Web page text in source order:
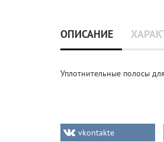
ОПИСАНИЕ
Уплотнительные полосы
vkontakte